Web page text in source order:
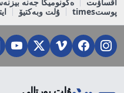
پوستtimes
ۇلت وبەكتيۆ